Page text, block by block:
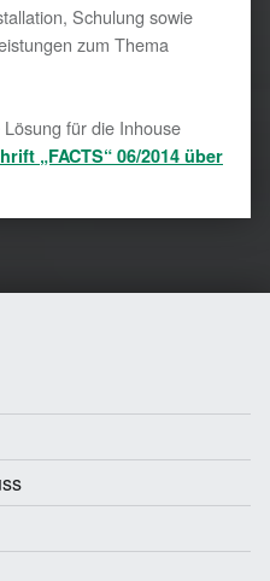
Schulung sowie
zum Thema
für die Inhouse
„FACTS“ 06/2014 über